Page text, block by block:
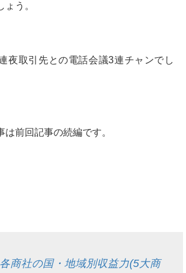
う。
夜取引先との電話会議3連チャンでし
は前回記事の続編です。
各商社の国・地域別収益力(5大商